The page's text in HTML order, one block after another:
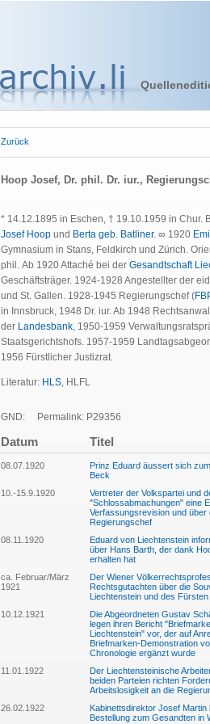
Zurück
Hoop Josef, Dr. phil. Dr. iur.,
* 14.12.1895 in Eschen, † 19.10.1959 in Chur.
Josef Hoop und Berta geb. Batliner. ∞ 1920
Gymnasium in Stans, Feldkirch und Zürich.
phil. Ab 1920 Attaché bei der Gesandtschaft
Geschäftsträger. 1924-1928 Angestellter der
und St. Gallen. 1928-1945 Regierungschef (
in Innsbruck, 1948 Dr. iur. Ab 1948
der Landesbank, 1950-1959
Staatsgerichtshofs. 1957-1959
1956 Fürstlicher Justizrat.
Literatur: HLS, HLFL
GND: Permalink: P29356
Datum Titel
08.07.1920
Prinz Eduard äussert sich
Beck
10.-15.9.1920
Vertreter der Volkspartei und
"Schlossabmachungen" eine
Verfassungsrevision und
Regierungschef
08.11.1920
Eduard von Liechtenstein
über Hans Barth, der dank
erhalten hat
ca. Februar/März
1921
Der Wiener
Rechtsgutachten über die
Liechtenstein und des
10.12.1921
Die Abgeordneten Gustav
legen ihren Bericht
Liechtenstein" vor, der auf
Briefmarken-Demonstration
Chronologie ergänzt wurde
11.01.1922
Der Liechtensteinische
beiden Parteien richten
Arbeitslosigkeit an die
26.02.1922
Kabinettsdirektor Josef
Bestellung zum Gesandten in